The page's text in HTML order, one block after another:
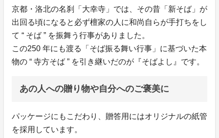
京都・洛北の名刹「大幸寺」では、その昔「新そば」が
出回る頃になると必ず檀家の人に和尚自らが手打ちをし
て “ そば ” を振舞う行事がありました。
この250 年にも渡る「そば振る舞い行事」に基づいた本
物の “ 寺方そば ” を引き継いだのが『そばよし』です。
あの人への贈り物や自分へのご褒美に
パッケージにもこだわり、贈答用にはオリジナルの紙管
を採用しています。